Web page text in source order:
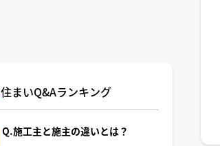
住まいQ&Aランキング
Q.施工主と施主の違いとは？